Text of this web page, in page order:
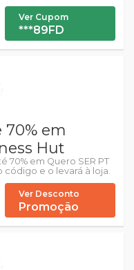
Ver Cupom
***89FD
em
Hut
70% em Quero SER PT
código e o levará à loja.
Ver Desconto
Promoção